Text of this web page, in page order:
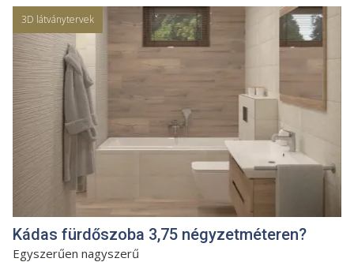
3D látványtervek
Kádas fürdőszoba 3,75 négyzetméteren?
Egyszerűen nagyszerű